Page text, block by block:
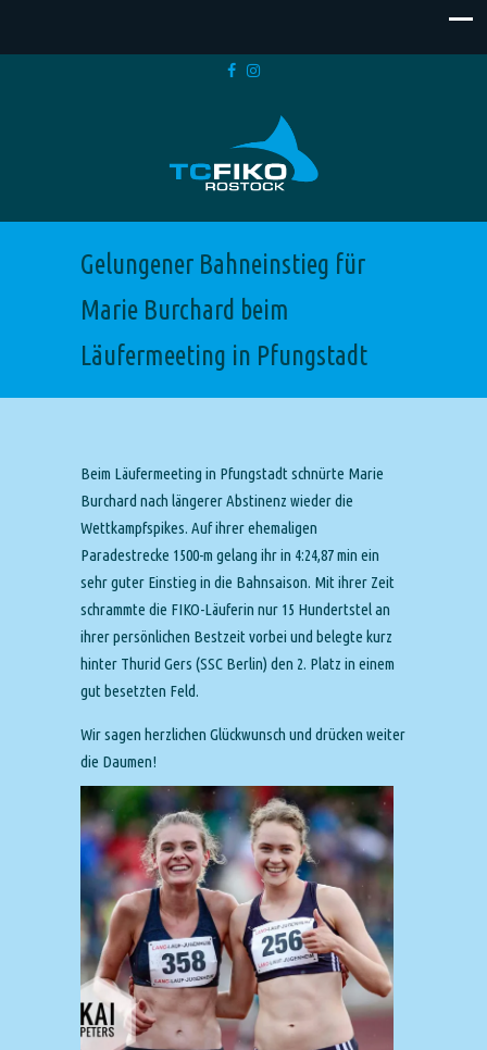
Gelungener Bahneinstieg für
Marie Burchard beim
Läufermeeting in Pfungstadt
Beim Läufermeeting in Pfungstadt schnürte Marie
Burchard nach längerer Abstinenz wieder die
Wettkampfspikes. Auf ihrer ehemaligen
Paradestrecke 1500-m gelang ihr in 4:24,87 min ein
sehr guter Einstieg in die Bahnsaison. Mit ihrer Zeit
schrammte die FIKO-Läuferin nur 15 Hundertstel an
ihrer persönlichen Bestzeit vorbei und belegte kurz
hinter Thurid Gers (SSC Berlin) den 2. Platz in einem
gut besetzten Feld.
Wir sagen herzlichen Glückwunsch und drücken weiter
die Daumen!